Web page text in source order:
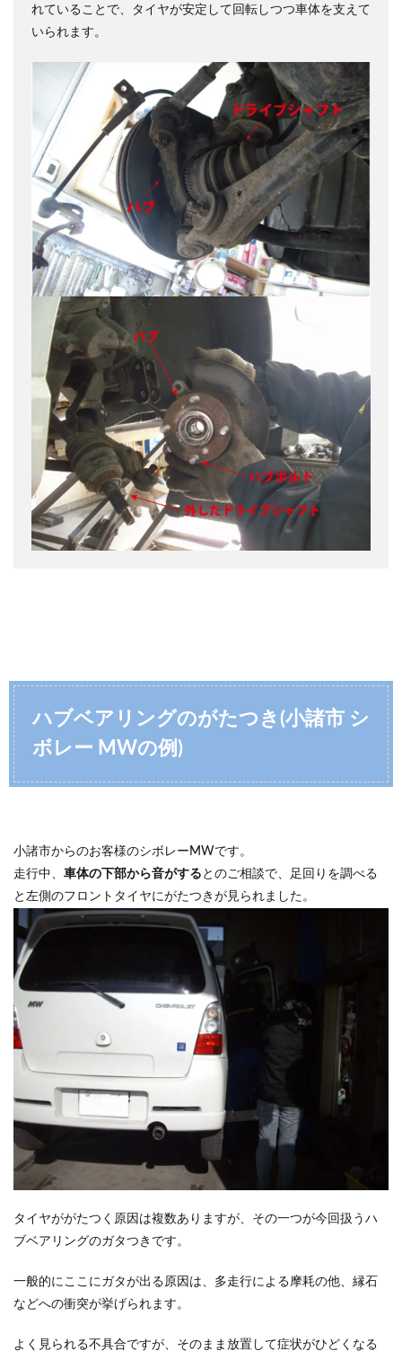
れていることで、タイヤが安定して回転しつつ車体を支えて
いられます。
ハブベアリングのがたつき(小諸市 シ
ボレー MWの例)
小諸市からのお客様のシボレーMWです。
走行中、 車体の下部から音がする とのご相談で、足回りを調べる
と左側のフロントタイヤにがたつきが見られました。
タイヤががたつく原因は複数ありますが、その一つが今回扱うハ
ブベアリングのガタつきです。
一般的にここにガタが出る原因は、多走行による摩耗の他、縁石
などへの衝突が挙げられます。
よく見られる不具合ですが、そのまま放置して症状がひどくなる